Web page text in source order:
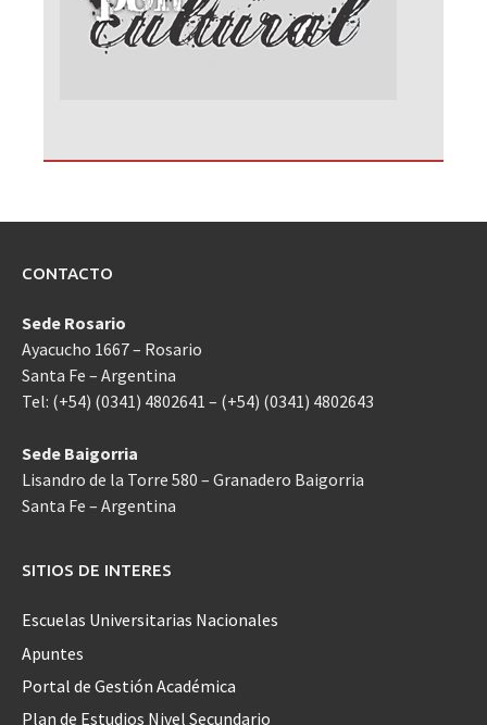
CONTACTO
Sede Rosario
Ayacucho 1667 – Rosario
Santa Fe – Argentina
Tel: (+54) (0341) 4802641 – (+54) (0341) 4802643
Sede Baigorria
Lisandro de la Torre 580 – Granadero Baigorria
Santa Fe – Argentina
SITIOS DE INTERES
Escuelas Universitarias Nacionales
Apuntes
Portal de Gestión Académica
Plan de Estudios Nivel Secundario